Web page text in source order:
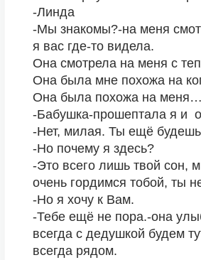
-Линда
-Мы знакомы?-на меня
я вас где-то видела.
Она смотрела на меня с
Она была мне похожа на
Она была похожа на меня…
-Бабушка-прошептала я и
-Нет, милая. Ты ещё будешь
-Но почему я здесь?
-Это всего лишь твой сон,
очень гордимся тобой, ты
-Но я хочу к Вам.
-Тебе ещё не пора.-она
всегда с дедушкой будем
всегда рядом.